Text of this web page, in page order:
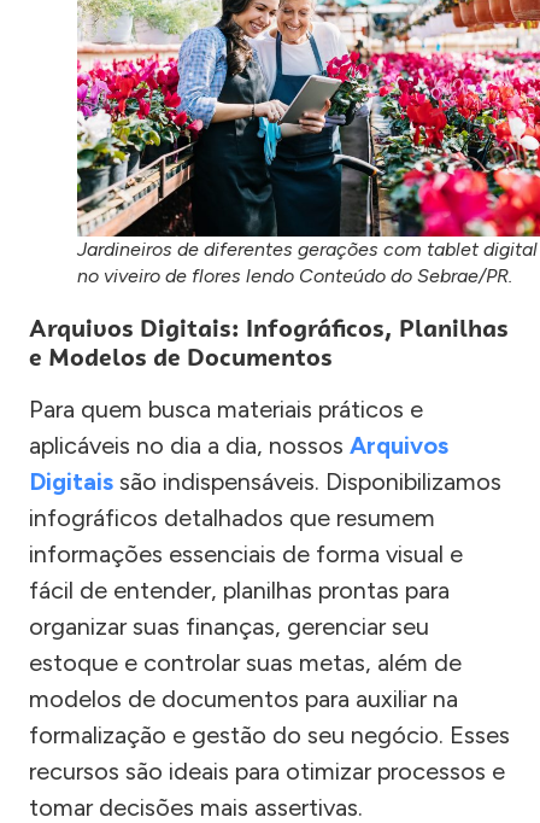
Jardineiros de diferentes gerações com tablet digital
no viveiro de flores lendo Conteúdo do Sebrae/PR.
Arquivos Digitais: Infográficos, Planilhas
e Modelos de Documentos
Para quem busca materiais práticos e
aplicáveis no dia a dia, nossos Arquivos
Digitais são indispensáveis. Disponibilizamos
infográficos detalhados que resumem
informações essenciais de forma visual e
fácil de entender, planilhas prontas para
organizar suas finanças, gerenciar seu
estoque e controlar suas metas, além de
modelos de documentos para auxiliar na
formalização e gestão do seu negócio. Esses
recursos são ideais para otimizar processos e
tomar decisões mais assertivas.